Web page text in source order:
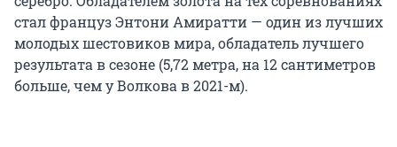
стал француз Энтони Амиратти — один из лучших
молодых шестовиков мира, обладатель лучшего
результата в сезоне (5,72 метра, на 12 сантиметров
больше, чем у Волкова в 2021-м).